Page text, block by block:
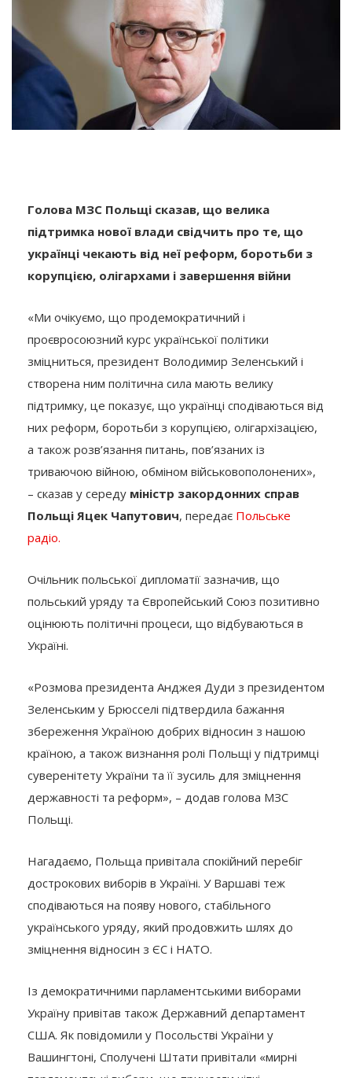
Голова МЗС Польщі сказав, що велика
підтримка нової влади свідчить про те, що
українці чекають від неї реформ, боротьби з
корупцією, олігархами і завершення війни
«Ми очікуємо, що продемократичний і
проєвросоюзний курс української політики
зміцниться, президент Володимир Зеленський і
створена ним політична сила мають велику
підтримку, це показує, що українці сподіваються від
них реформ, боротьби з корупцією, олігархізацією,
а також розв’язання питань, пов’язаних із
триваючою війною, обміном військовополонених»,
– сказав у середу міністр закордонних справ
Польщі Яцек Чапутович, передає Польське
радіо.
Очільник польської дипломатії зазначив, що
польський уряду та Європейський Союз позитивно
оцінюють політичні процеси, що відбуваються в
Україні.
«Розмова президента Анджея Дуди з президентом
Зеленським у Брюсселі підтвердила бажання
збереження Україною добрих відносин з нашою
країною, а також визнання ролі Польщі у підтримці
суверенітету України та її зусиль для зміцнення
державності та реформ», – додав голова МЗС
Польщі.
Нагадаємо, Польща привітала спокійний перебіг
дострокових виборів в Україні. У Варшаві теж
сподіваються на появу нового, стабільного
українського уряду, який продовжить шлях до
зміцнення відносин з ЄС і НАТО.
Із демократичними парламентськими виборами
Україну привітав також Державний департамент
США. Як повідомили у Посольстві України у
Вашингтоні, Сполучені Штати привітали «мирні